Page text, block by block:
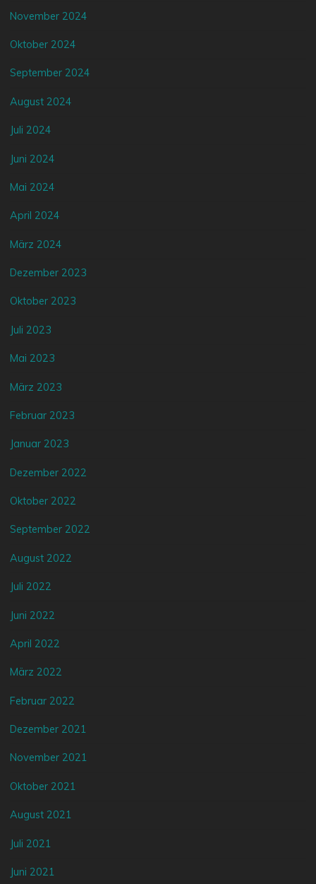
November 2024
Oktober 2024
September 2024
August 2024
Juli 2024
Juni 2024
Mai 2024
April 2024
März 2024
Dezember 2023
Oktober 2023
Juli 2023
Mai 2023
März 2023
Februar 2023
Januar 2023
Dezember 2022
Oktober 2022
September 2022
August 2022
Juli 2022
Juni 2022
April 2022
März 2022
Februar 2022
Dezember 2021
November 2021
Oktober 2021
August 2021
Juli 2021
Juni 2021